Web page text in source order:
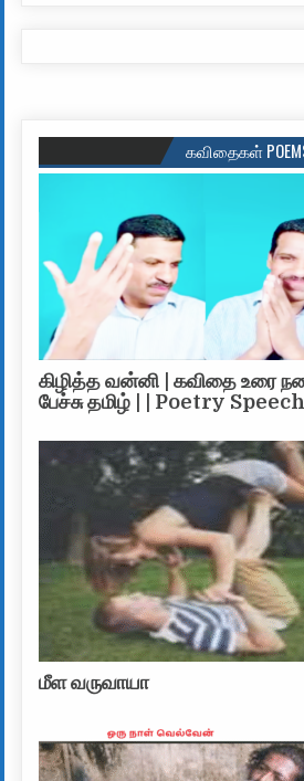
கவிதைகள்
கிழித்த வன்னி | கவிதை உரை
பேச்சு தமிழ் | | Poetry
மீள வருவாயா